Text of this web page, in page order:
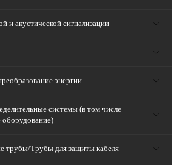
и акустической сигнализации
энергии
системы (в том числе
оборудование)
трубы/Трубы для защиты кабеля